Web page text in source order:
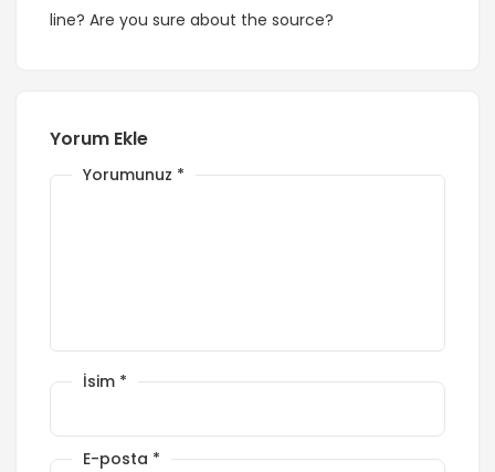
line? Are you sure about the source?
Yorum Ekle
Yorumunuz *
İsim *
E-posta *